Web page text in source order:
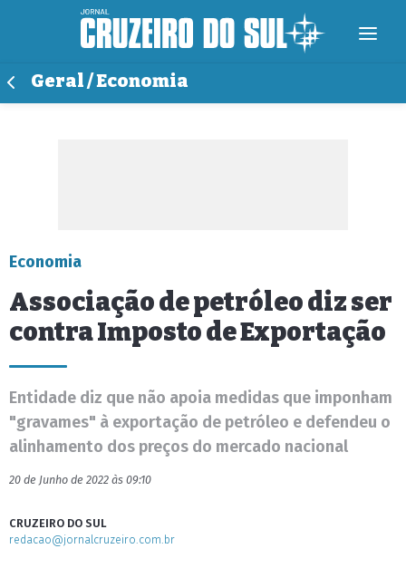
Geral / Economia
Economia
Associação de petróleo diz ser
contra Imposto de Exportação
Entidade diz que não apoia medidas que imponham
"gravames" à exportação de petróleo e defendeu o
alinhamento dos preços do mercado nacional
20 de Junho de 2022 às 09:10
CRUZEIRO DO SUL
redacao@jornalcruzeiro.com.br